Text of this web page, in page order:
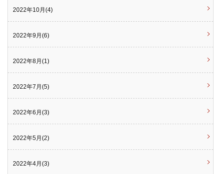
2022年10月(4)
2022年9月(6)
2022年8月(1)
2022年7月(5)
2022年6月(3)
2022年5月(2)
2022年4月(3)